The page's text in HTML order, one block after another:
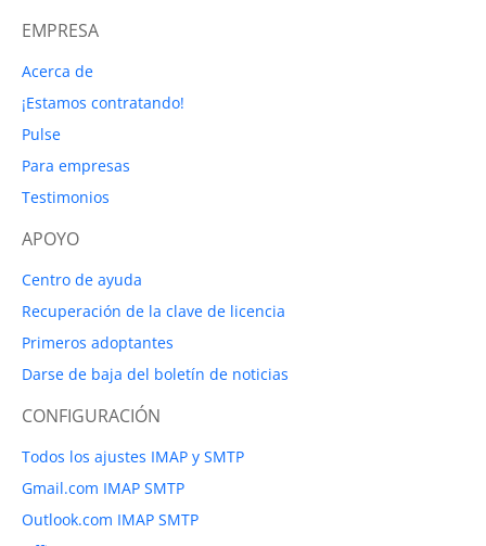
EMPRESA
Acerca de
¡Estamos contratando!
Pulse
Para empresas
Testimonios
APOYO
Centro de ayuda
Recuperación de la clave de licencia
Primeros adoptantes
Darse de baja del boletín de noticias
CONFIGURACIÓN
Todos los ajustes IMAP y SMTP
Gmail.com IMAP SMTP
Outlook.com IMAP SMTP